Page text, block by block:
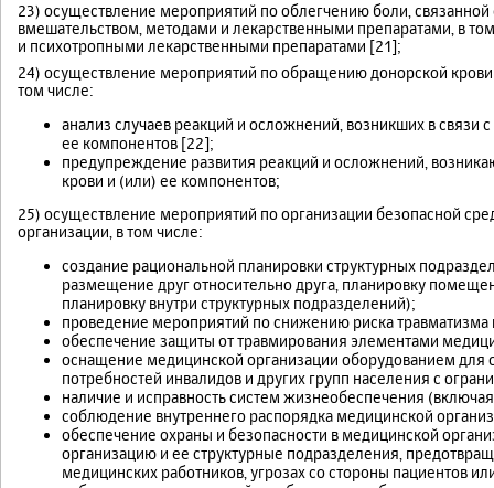
23) осуществление мероприятий по облегчению боли,
вмешательством, методами и лекарственными препаратами, в
и психотропными лекарственными препаратами [21];
24) осуществление мероприятий по обращению донорской
том числе:
анализ случаев реакций и осложнений, возникших в
ее компонентов [22];
предупреждение развития реакций и осложнений,
крови и (или) ее компонентов;
25) осуществление мероприятий по организации безопасной
организации, в том числе:
создание рациональной планировки структурных
размещение друг относительно друга, планировку
планировку внутри структурных подразделений);
проведение мероприятий по снижению риска
обеспечение защиты от травмирования элементами
оснащение медицинской организации оборудованием
потребностей инвалидов и других групп населения с
наличие и исправность систем жизнеобеспечения
соблюдение внутреннего распорядка медицинской
обеспечение охраны и безопасности в медицинской
организацию и ее структурные подразделения,
медицинских работников, угрозах со стороны пациентов